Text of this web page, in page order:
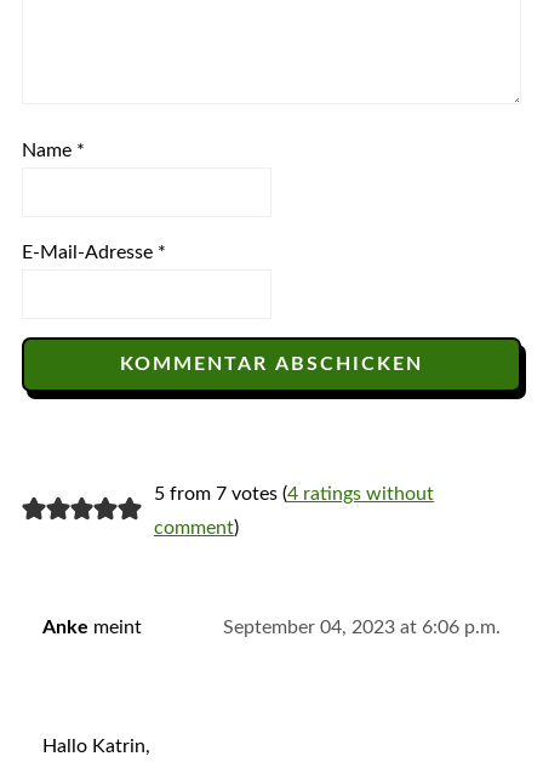
Name *
E-Mail-Adresse *
5 from 7 votes (4 ratings without
comment)
Anke meint September 04, 2023 at 6:06 p.m.
Hallo Katrin,